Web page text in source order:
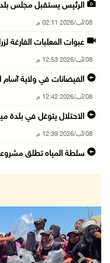
الرئيس يستقبل مجلس
08/آب/2026 02:11 م
عبوات المعلبات الفارغة
08/آب/2026 12:53 م
الفيضانات في ولاية آسام
08/آب/2026 12:42 م
الاحتلال يتوغل في بلدة
08/آب/2026 12:39 م
سلطة المياه تطلق
الإعصار "دولفين" يضرب
08/آب/2026 12:08 م
42 الف مسافر تنقلوا عبر معبر الكرامة الأسبوع ...
08/آب/2026 11:44 ص